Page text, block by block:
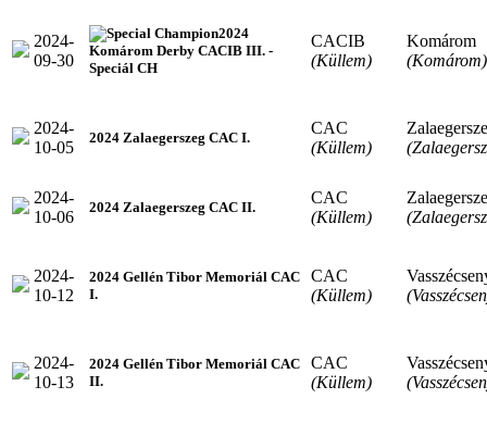
2024-
09-30
2024
Komárom Derby CACIB III. -
Speciál CH
CACIB
(Küllem)
Komárom
(Komárom)
2024-
10-05
2024 Zalaegerszeg CAC I.
CAC
(Küllem)
2024-
10-06
2024 Zalaegerszeg CAC II.
CAC
(Küllem)
2024-
10-12
2024 Gellén Tibor Memoriál CAC
I.
CAC
(Küllem)
2024-
10-13
2024 Gellén Tibor Memoriál CAC
II.
CAC
(Küllem)